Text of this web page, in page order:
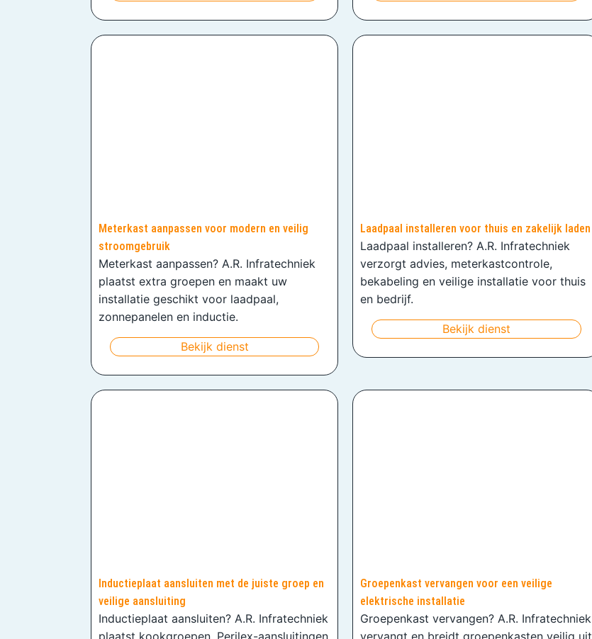
Meterkast aanpassen voor modern en veilig
stroomgebruik
Meterkast aanpassen? A.R. Infratechniek
plaatst extra groepen en maakt uw
installatie geschikt voor laadpaal,
zonnepanelen en inductie.
Bekijk dienst
Laadpaal installeren voor thuis en zakelijk laden
Laadpaal installeren? A.R. Infratechniek
verzorgt advies, meterkastcontrole,
bekabeling en veilige installatie voor thuis
en bedrijf.
Bekijk dienst
Inductieplaat aansluiten met de juiste groep en
veilige aansluiting
Inductieplaat aansluiten? A.R. Infratechniek
Groepenkast vervangen voor een veilige
elektrische installatie
Groepenkast vervangen? A.R. Infratechniek